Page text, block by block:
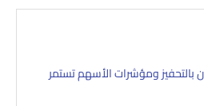
بالتحفيز ومؤشرات الأسهم تستمر